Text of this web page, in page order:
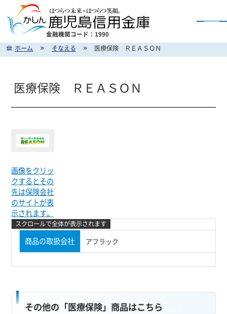
金融機関コード：1990
かしん インターネットバンキングのご案内
ホーム そなえる 医療保険 ＲＥＡＳＯＮ
医療保険 ＲＥＡＳＯＮ
画像をクリッ
クするとその
先は保険会社
のサイトが表
示されます。
商品の取扱会社 アフラック
その他の「医療保険」商品はこちら